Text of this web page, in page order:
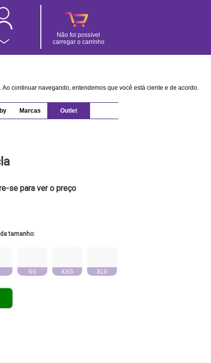
Não foi possível
carregar o carrinho
continuar navegando, entendemos que você está ciente e de acordo.
Marcas Outlet
se para ver o preço
tamanho:
GG XXG XLG